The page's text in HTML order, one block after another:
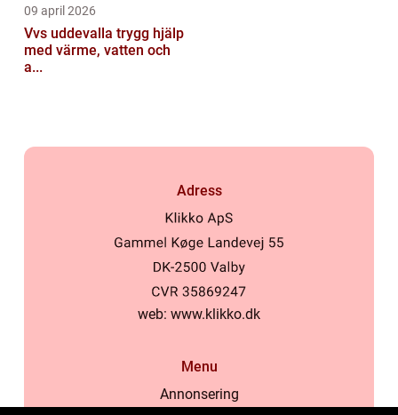
09 april 2026
Vvs uddevalla trygg hjälp
med värme, vatten och
a...
Adress
web: www.klikko.dk
Menu
Annonsering